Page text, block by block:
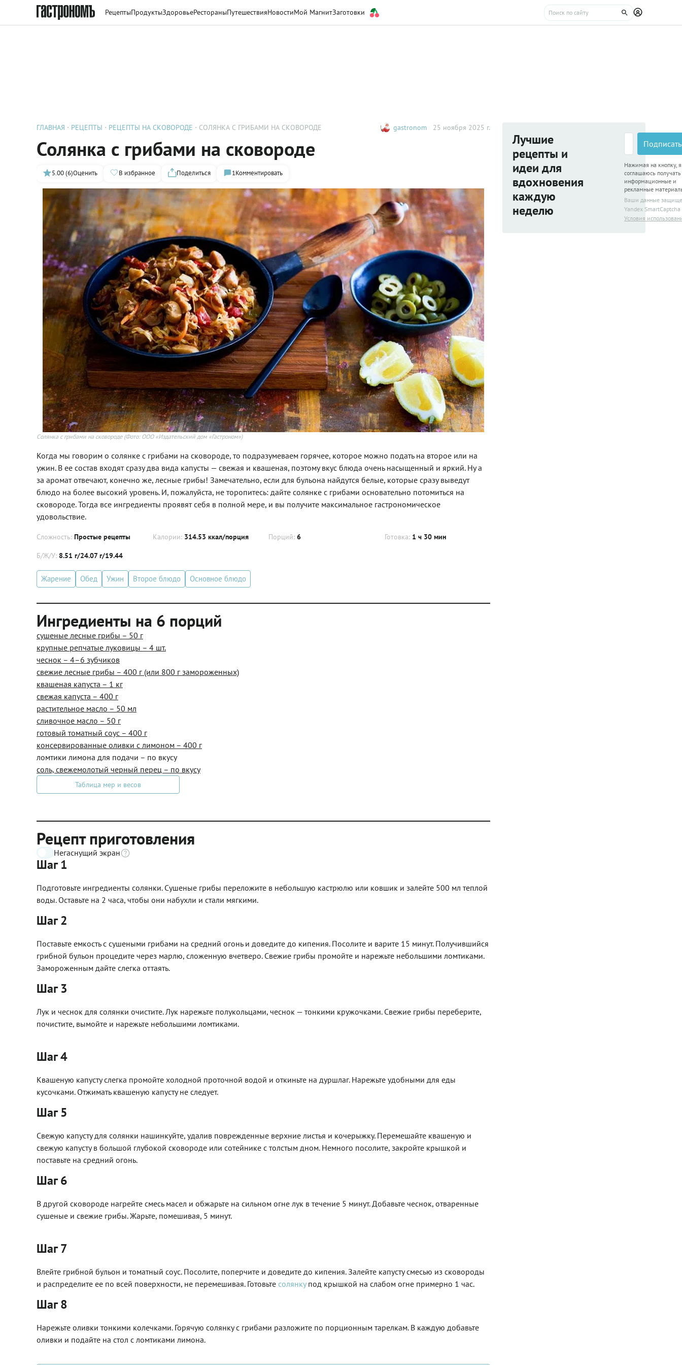
РецептыПродуктыЗдоровьеРестораныПутешествияНовостиМой МагнитЗаготовки
ГЛАВНАЯ РЕЦЕПТЫ РЕЦЕПТЫ НА СКОВОРОДЕ СОЛЯНКА С ГРИБАМИ НА СКОВОРОДЕ gastronom 25 ноября 2025 г.
Солянка с грибами на сковороде
5.00 (6)Оценить В избранное Поделиться 1Комментировать
Солянка с грибами на сковороде(Фото: ООО «Издательский дом «Гастроном»)
Когда мы говорим о солянке с грибами на сковороде, то подразумеваем горячее, которое можно подать на второе или на
ужин. В ее состав входят сразу два вида капусты — свежая и квашеная, поэтому вкус блюда очень насыщенный и яркий. Ну а
за аромат отвечают, конечно же, лесные грибы! Замечательно, если для бульона найдутся белые, которые сразу выведут
блюдо на более высокий уровень. И, пожалуйста, не торопитесь: дайте солянке с грибами основательно потомиться на
сковороде. Тогда все ингредиенты проявят себя в полной мере, и вы получите максимальное гастрономическое
удовольствие.
Сложность: Простые рецепты Калории: 314.53 ккал/порция Порций: 6 Готовка: 1 ч 30 мин
Б/Ж/У: 8.51 г/24.07 г/19.44
Жарение Обед Ужин Второе блюдо Основное блюдо
Ингредиенты на 6 порций
сушеные лесные грибы – 50 г
крупные репчатые луковицы – 4 шт.
чеснок – 4–6 зубчиков
свежие лесные грибы – 400 г (или 800 г замороженных)
квашеная капуста – 1 кг
свежая капуста – 400 г
растительное масло – 50 мл
сливочное масло – 50 г
готовый томатный соус – 400 г
консервированные оливки с лимоном – 400 г
ломтики лимона для подачи – по вкусу
соль, свежемолотый черный перец – по вкусу
Таблица мер и весов
Рецепт приготовления
Негаснущий экран
Шаг 1
Подготовьте ингредиенты солянки. Сушеные грибы переложите в небольшую кастрюлю или ковшик и залейте 500 мл теплой
воды. Оставьте на 2 часа, чтобы они набухли и стали мягкими.
Шаг 2
Поставьте емкость с сушеными грибами на средний огонь и доведите до кипения. Посолите и варите 15 минут. Получившийся
грибной бульон процедите через марлю, сложенную вчетверо. Свежие грибы промойте и нарежьте небольшими ломтиками.
Замороженным дайте слегка оттаять.
Шаг 3
Лук и чеснок для солянки очистите. Лук нарежьте полукольцами, чеснок — тонкими кружочками. Свежие грибы переберите,
почистите, вымойте и нарежьте небольшими ломтиками.
Шаг 4
Квашеную капусту слегка промойте холодной проточной водой и откиньте на дуршлаг. Нарежьте удобными для еды
кусочками. Отжимать квашеную капусту не следует.
Шаг 5
Свежую капусту для солянки нашинкуйте, удалив поврежденные верхние листья и кочерыжку. Перемешайте квашеную и
свежую капусту в большой глубокой сковороде или сотейнике с толстым дном. Немного посолите, закройте крышкой и
поставьте на средний огонь.
Шаг 6
В другой сковороде нагрейте смесь масел и обжарьте на сильном огне лук в течение 5 минут. Добавьте чеснок, отваренные
сушеные и свежие грибы. Жарьте, помешивая, 5 минут.
Шаг 7
Влейте грибной бульон и томатный соус. Посолите, поперчите и доведите до кипения. Залейте капусту смесью из сковороды
и распределите ее по всей поверхности, не перемешивая. Готовьте солянку под крышкой на слабом огне примерно 1 час.
Шаг 8
Нарежьте оливки тонкими колечками. Горячую солянку с грибами разложите по порционным тарелкам. В каждую добавьте
оливки и подайте на стол с ломтиками лимона.
Лучшие
рецепты и
идеи для
вдохновения
каждую
неделю
Нажимая на кнопку, я
соглашаюсь получать
информационные и
рекламные
Ваши данные
Yandex SmartCaptcha
Условия